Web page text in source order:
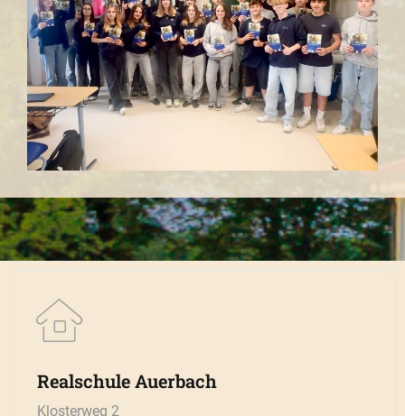
Realschule Auerbach
Klosterweg 2